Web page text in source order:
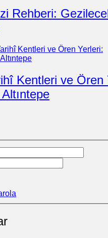
Rehberi:
Kentleri ve Ören